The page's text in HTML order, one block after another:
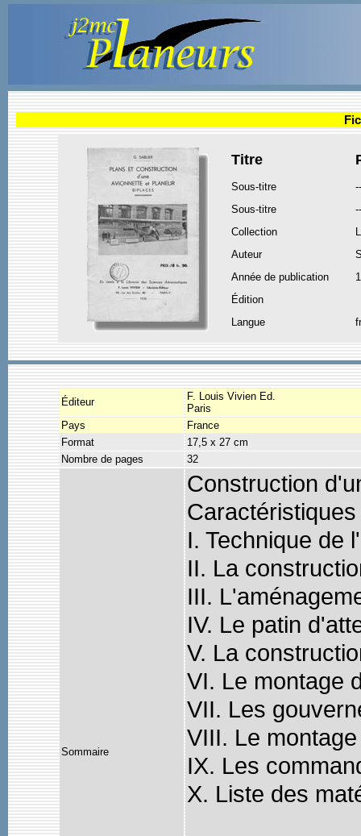
Titre
Sous-titre
--
Sous-titre
--
Collection
Auteur
Année de publication
Édition
Langue
Éditeur
F. Louis Vivien Ed.
Paris
Pays
France
Format
17,5 x 27 cm
Nombre de pages
32
Sommaire
Construction
Caractéristiques
I. Technique de
II. La
III.
IV. Le patin
V. La
VI. Le montage
VII. Les
VIII. Le
IX. Les
X. Liste des